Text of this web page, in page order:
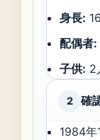
身長:
配偶者:
子供: 2
2 確
1984年